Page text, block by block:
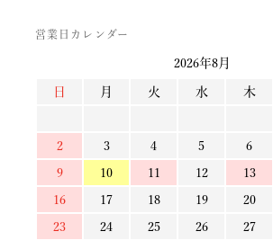
営業日カレンダー